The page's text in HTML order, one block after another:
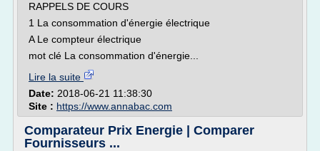
RAPPELS DE COURS
1 La consommation d'énergie électrique
A Le compteur électrique
mot clé La consommation d'énergie...
Lire la suite
Date: 2018-06-21 11:38:30
Site : https://www.annabac.com
Comparateur Prix Energie | Comparer
Fournisseurs ...